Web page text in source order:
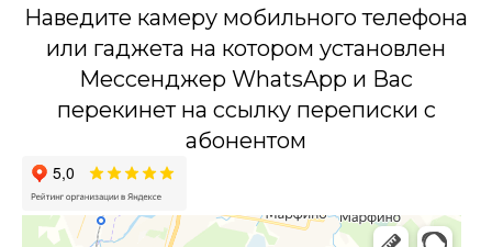
Наведите камеру мобильного телефона
или гаджета на котором установлен
Мессенджер WhatsApp и Вас
перекинет на ссылку переписки с
абонентом